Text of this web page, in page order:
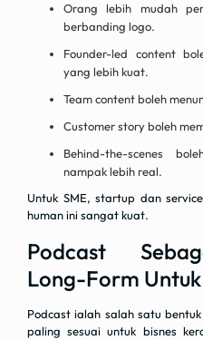
Orang lebih mudah
berbanding logo.
Founder-led content
yang lebih kuat.
Team content boleh
Customer story boleh
Behind-the-scenes
nampak lebih real.
Untuk SME, startup dan
human ini sangat kuat.
Podcast
Long-Form Untuk
Podcast ialah salah satu
paling sesuai untuk bisnes